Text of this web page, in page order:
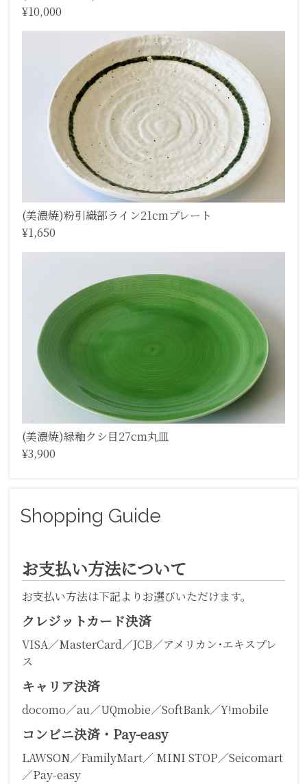
¥10,000
(美濃焼)粉引織部ライン21cmプレート
¥1,650
(美濃焼)緑釉クシ目27cm丸皿
¥3,900
Shopping Guide
お支払い方法について
お支払い方法は下記よりお選びいただけます。
クレジットカード決済
VISA／MasterCard／JCB／アメリカン･エキスプレ
ス
キャリア決済
docomo／au／UQmobie／SoftBank／Y!mobile
コンビニ決済・Pay-easy
LAWSON／FamilyMart／ MINI STOP／Seicomart
／Pay-easy